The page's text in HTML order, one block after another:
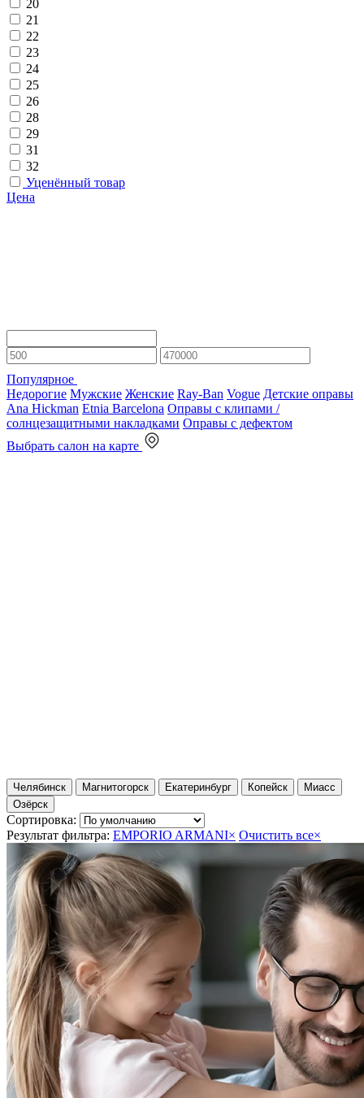
20
21
22
23
24
25
26
28
29
31
32
Уценённый товар
Цена
Популярное
Недорогие Мужские Женские Ray-Ban Vogue Детские оправы
Ana Hickman Etnia Barcelona Оправы с клипами /
солнцезащитными накладками Оправы с дефектом
Выбрать салон на карте
Челябинск Магнитогорск Екатеринбург Копейск
Миасс
Озёрск
Сортировка:
Результат фильтра: EMPORIO ARMANI× Очистить все×